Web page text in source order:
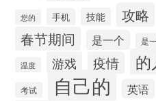
您的 手机 技能 攻略
春节期间 是一个 是
温度 游戏 疫情 的
考试 自己的 英语